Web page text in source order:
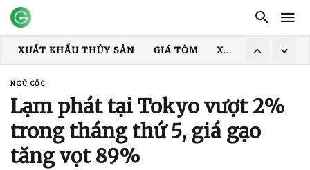
XUẤT KHẨU THỦY SẢN GIÁ TÔM
XUẤT KHẨU CÁ TRA
XUẤT KHẨU TÔM
NGŨ CỐC
Lạm phát tại Tokyo vượt 2%
trong tháng thứ 5, giá gạo
tăng vọt 89%